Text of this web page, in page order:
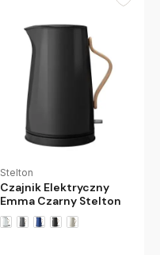
Stelton
Czajnik Elektryczny
Emma Czarny Stelton